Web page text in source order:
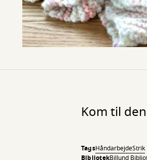
Kom til
TagsHåndarbejdeStrik
BibliotekBillund